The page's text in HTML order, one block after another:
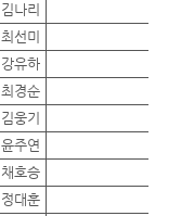
김나리
최선미
강유하
최경순
김웅기
윤주연
채호승
정대훈